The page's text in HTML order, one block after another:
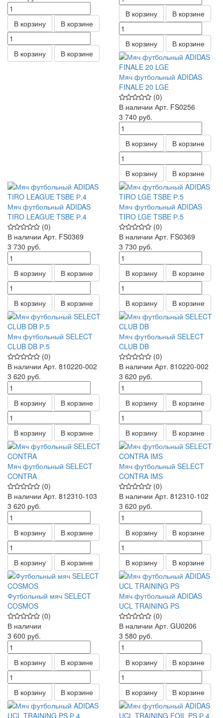
В корзину В корзине
В корзину В корзине
В корзину В корзине
В корзину В корзине
Мяч футбольный ADIDAS
FINALE 20 LGE
(0)
В наличии Арт. FS0256
3 740 руб.
В корзину В корзине
В корзину В корзине
Мяч футбольный ADIDAS
TIRO LEAGUE TSBE Р.4
(0)
В наличии Арт. FS0369
3 730 руб.
В корзину В корзине
В корзину В корзине
Мяч футбольный ADIDAS
TIRO LGE TSBE Р.5
(0)
В наличии Арт. FS0369
3 730 руб.
В корзину В корзине
В корзину В корзине
Мяч футбольный SELECT
CLUB DB Р.5
(0)
В наличии Арт. 810220-002
3 620 руб.
В корзину В корзине
В корзину В корзине
Мяч футбольный SELECT
CLUB DB
(0)
В наличии Арт. 810220-002
3 620 руб.
В корзину В корзине
В корзину В корзине
Мяч футбольный SELECT
CONTRA
(0)
В наличии Арт. 812310-103
3 620 руб.
В корзину В корзине
В корзину В корзине
Мяч футбольный SELECT
CONTRA IMS
(0)
В наличии Арт. 812310-102
3 620 руб.
В корзину В корзине
В корзину В корзине
Футбольный мяч SELECT
COSMOS
(0)
В наличии
3 600 руб.
В корзину В корзине
В корзину В корзине
Мяч футбольный ADIDAS
UCL TRAINING PS
(0)
В наличии Арт. GU0206
3 580 руб.
В корзину В корзине
В корзину В корзине